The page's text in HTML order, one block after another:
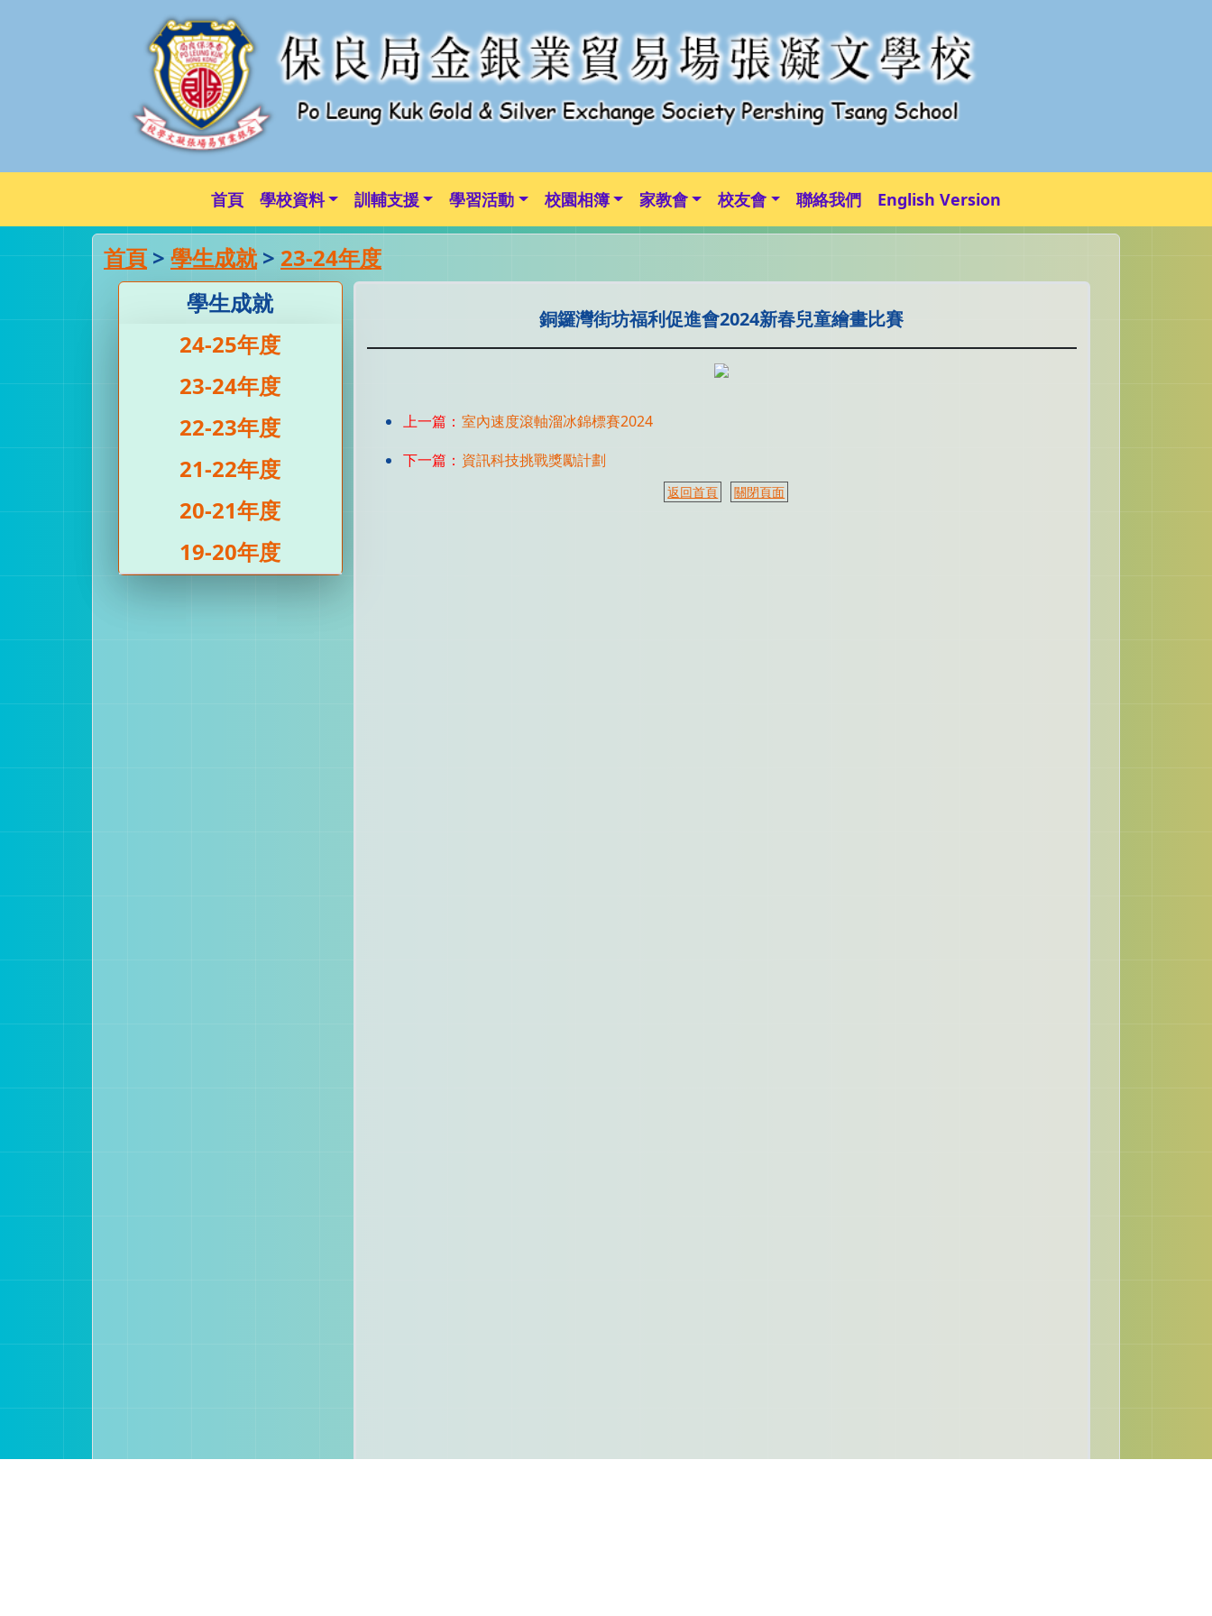
首頁 學校資料 訓輔支援 學習活動 校園相簿 家教會 校友會 聯絡我們 English Version
首頁 > 學生成就> 23-24年度
學生成就
24-25年度
23-24年度
22-23年度
21-22年度
20-21年度
19-20年度
銅鑼灣街坊福利促進會2024新春兒童繪畫比賽
上一篇： 室內速度滾軸溜冰錦標賽2024
下一篇： 資訊科技挑戰獎勵計劃
返回首頁 關閉頁面